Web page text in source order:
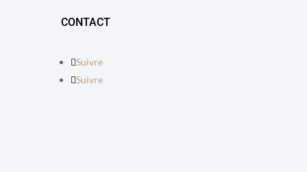
CONTACT
Suivre
Suivre